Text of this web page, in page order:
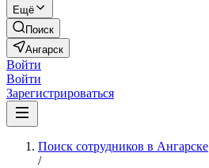
Ещё
Поиск
Ангарск
Войти
Войти
Зарегистрироваться
Поиск сотрудников в Ангарске
/